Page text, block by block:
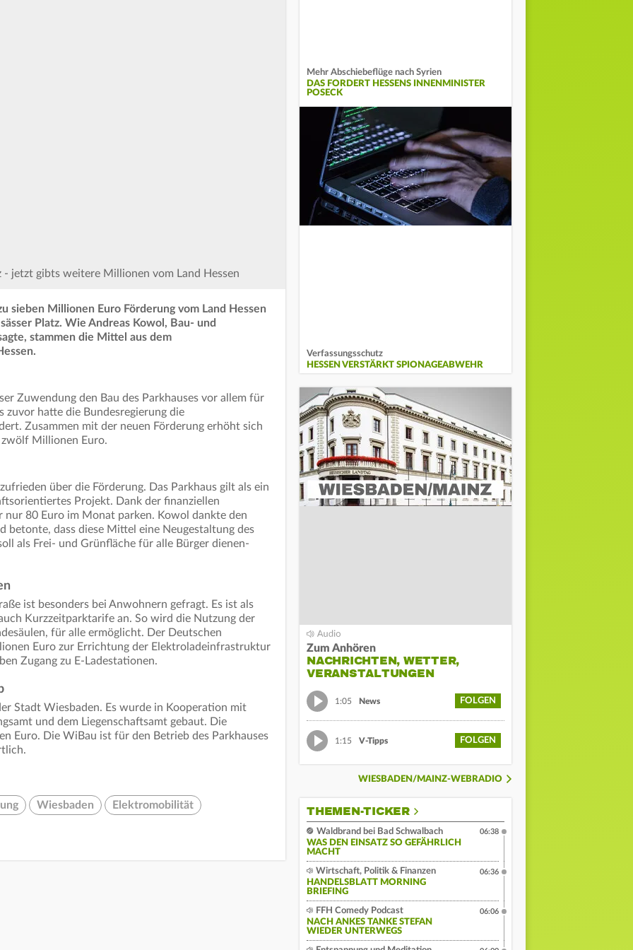
- jetzt gibts weitere Millionen vom Land Hessen
sieben Millionen Euro Förderung vom Land Hessen
Platz. Wie Andreas Kowol, Bau- und
stammen die Mittel aus dem
Zuwendung den Bau des Parkhauses vor allem für
zuvor hatte die Bundesregierung die
Zusammen mit der neuen Förderung erhöht sich
zwölf Millionen Euro.
über die Förderung. Das Parkhaus gilt als ein
Projekt. Dank der finanziellen
80 Euro im Monat parken. Kowol dankte den
betonte, dass diese Mittel eine Neugestaltung des
als Frei- und Grünfläche für alle Bürger dienen-
ist besonders bei Anwohnern gefragt. Es ist als
Kurzzeitparktarife an. So wird die Nutzung der
für alle ermöglicht. Der Deutschen
Euro zur Errichtung der Elektroladeinfrastruktur
Zugang zu E-Ladestationen.
Stadt Wiesbaden. Es wurde in Kooperation mit
und dem Liegenschaftsamt gebaut. Die
Euro. Die WiBau ist für den Betrieb des Parkhauses
Wiesbaden Elektromobilität
Mehr Abschiebeflüge nach Syrien
DAS FORDERT HESSENS INNENMINISTER
POSECK
Verfassungsschutz
HESSEN VERSTÄRKT SPIONAGEABWEHR
Zum Anhören
NACHRICHTEN, WETTER,
VERANSTALTUNGEN
1:05 News FOLGEN
1:15 V-Tipps FOLGEN
WIESBADEN/MAINZ-WEBRADIO
THEMEN-TICKER
Waldbrand bei Bad Schwalbach
WAS DEN EINSATZ SO GEFÄHRLICH
MACHT
06:38
Wirtschaft, Politik & Finanzen
HANDELSBLATT MORNING
BRIEFING
06:36
FFH Comedy Podcast
NACH ANKES TANKE STEFAN
WIEDER UNTERWEGS
06:06